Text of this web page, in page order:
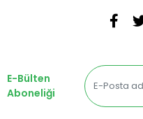
E-Bülten
Aboneliği